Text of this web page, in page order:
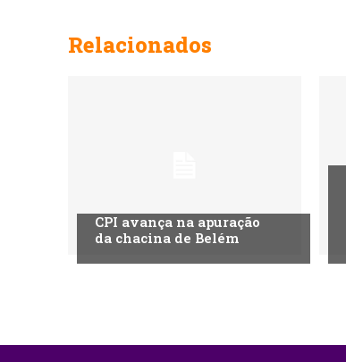
Relacionados
CPI avança na apuração
da chacina de Belém